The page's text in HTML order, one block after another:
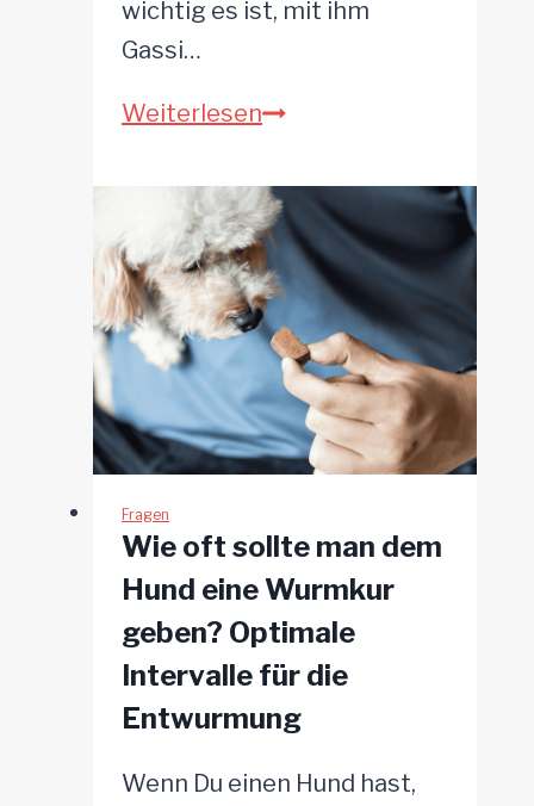
wichtig es ist, mit ihm
Gassi…
WeiterlesenWie
muss
ein
Hund
Gassi
gehen?
–
Der
tägliche
Fragen
Wie oft sollte man dem
Hund eine Wurmkur
geben? Optimale
Intervalle für die
Entwurmung
Wenn Du einen Hund hast,